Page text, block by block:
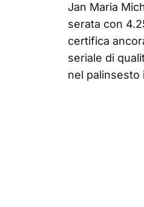
Jan Maria
serata con
certifica
seriale di
nel palinsesto